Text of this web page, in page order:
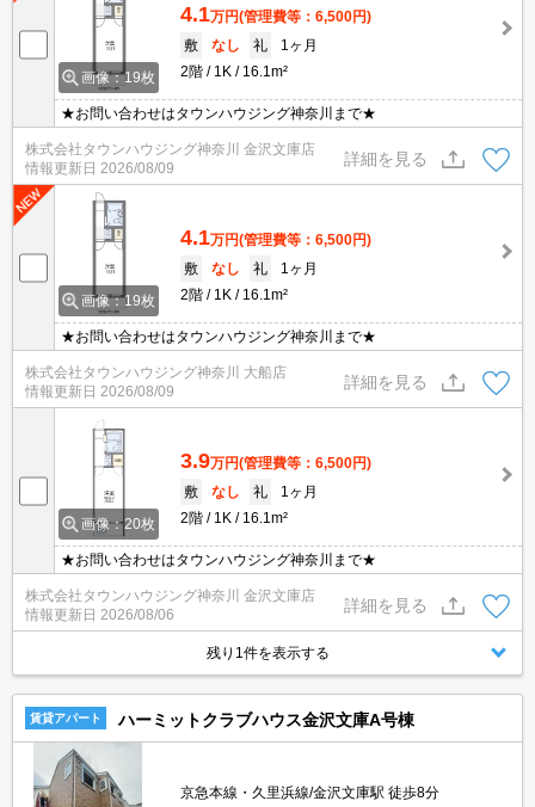
画像：19枚
4.1万円(管理費等：6,500円)
敷
なし 礼
1ヶ月
2階
1K 16.1m²
★お問い合わせはタウンハウジング神奈川まで★
株式会社タウンハウジング神奈川 金沢文庫店
情報更新日 2026/08/09
詳細を見る
画像：19枚
4.1万円(管理費等：6,500円)
敷
なし 礼
1ヶ月
2階
1K 16.1m²
★お問い合わせはタウンハウジング神奈川まで★
株式会社タウンハウジング神奈川 大船店
情報更新日 2026/08/09
詳細を見る
画像：20枚
3.9万円(管理費等：6,500円)
敷
なし 礼
1ヶ月
2階
1K 16.1m²
★お問い合わせはタウンハウジング神奈川まで★
株式会社タウンハウジング神奈川 金沢文庫店
情報更新日 2026/08/06
詳細を見る
残り1件を表示する
賃貸アパート ハーミットクラブハウス金沢文庫A号棟
京急本線・久里浜線/金沢文庫駅 徒歩8分